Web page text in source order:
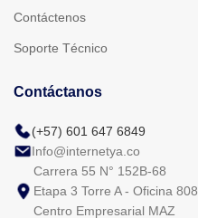
Contáctenos
Soporte Técnico
Contáctanos
(+57) 601 647 6849
Info@internetya.co
Carrera 55 N° 152B-68
Etapa 3 Torre A - Oficina 808
Centro Empresarial MAZ